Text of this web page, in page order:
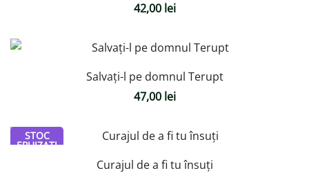
42,00 lei
Salvați-l pe domnul Terupt
47,00 lei
STOC
EPUIZAT!
Curajul de a fi tu însuți